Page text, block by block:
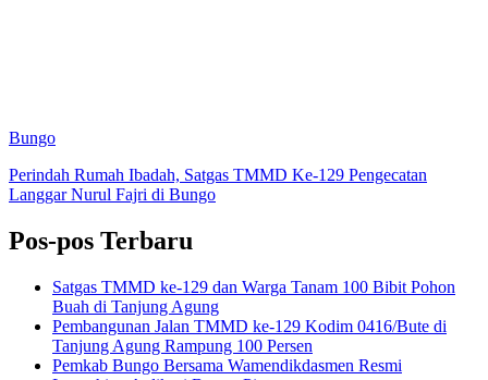
Bungo
Perindah Rumah Ibadah, Satgas TMMD Ke-129 Pengecatan
Langgar Nurul Fajri di Bungo
Pos-pos Terbaru
Satgas TMMD ke-129 dan Warga Tanam 100 Bibit Pohon
Buah di Tanjung Agung
Pembangunan Jalan TMMD ke-129 Kodim 0416/Bute di
Tanjung Agung Rampung 100 Persen
Pemkab Bungo Bersama Wamendikdasmen Resmi